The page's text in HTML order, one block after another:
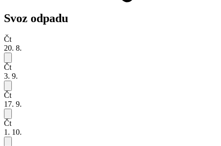
Svoz odpadu
Čt
20. 8.
Čt
3. 9.
Čt
17. 9.
Čt
1. 10.